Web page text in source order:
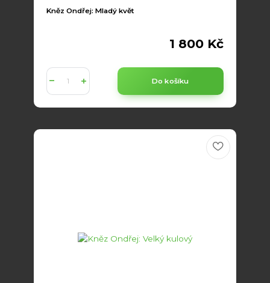
Kněz Ondřej: Mladý květ
1 800 Kč
Do košíku